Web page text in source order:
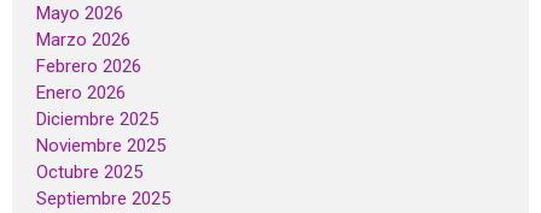
Mayo 2026
Marzo 2026
Febrero 2026
Enero 2026
Diciembre 2025
Noviembre 2025
Octubre 2025
Septiembre 2025